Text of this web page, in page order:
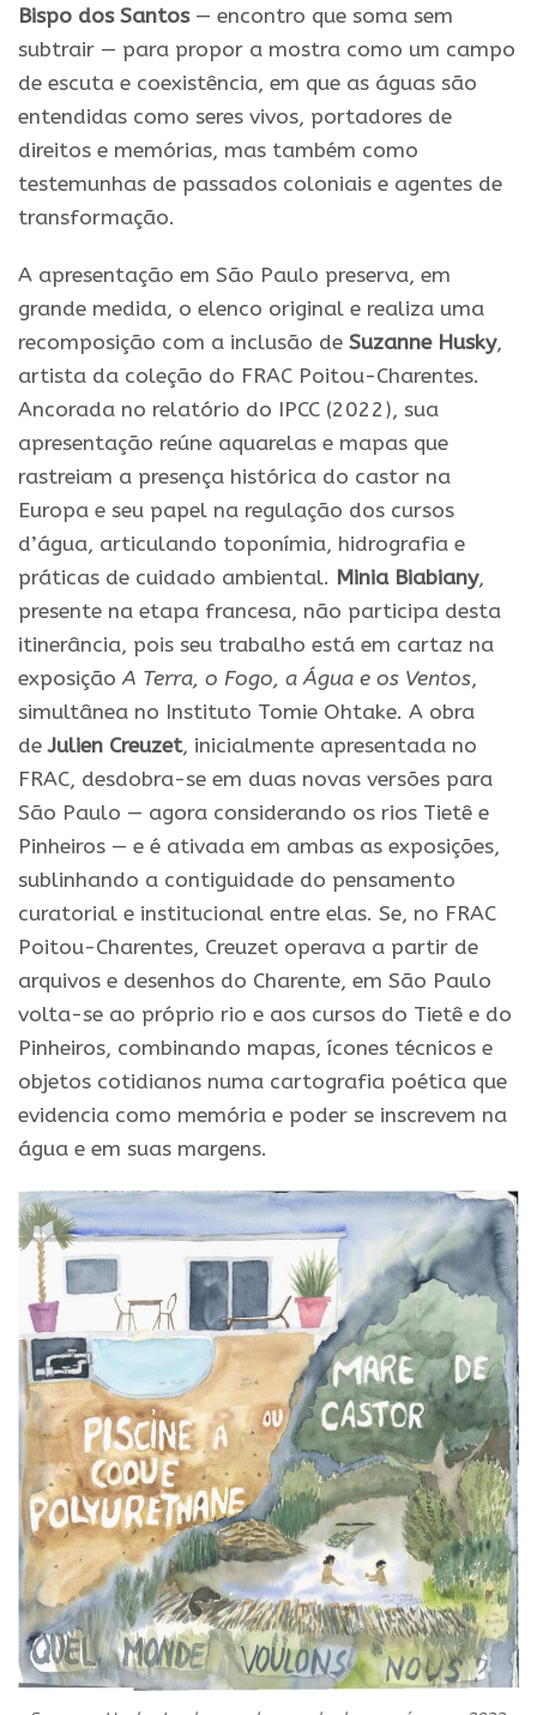
Bispo dos Santos— encontro que soma sem
subtrair — para propor a mostra como um campo
de escuta e coexistência, em que as águas são
entendidas como seres vivos, portadores de
direitos e memórias, mas também como
testemunhas de passados coloniais e agentes de
transformação.
A apresentação em São Paulo preserva, em
grande medida, o elenco original e realiza uma
recomposição com a inclusão de Suzanne Husky,
artista da coleção do FRAC Poitou-Charentes.
Ancorada no relatório do IPCC (2022), sua
apresentação reúne aquarelas e mapas que
rastreiam a presença histórica do castor na
Europa e seu papel na regulação dos cursos
d’água, articulando toponímia, hidrografia e
práticas de cuidado ambiental. Minia Biabiany,
presente na etapa francesa, não participa desta
itinerância, pois seu trabalho está em cartaz na
exposiçãoA Terra, o Fogo, a Água e os Ventos,
simultânea no Instituto Tomie Ohtake. A obra
deJulien Creuzet, inicialmente apresentada no
FRAC, desdobra-se em duas novas versões para
São Paulo — agora considerando os rios Tietê e
Pinheiros — e é ativada em ambas as exposições,
sublinhando a contiguidade do pensamento
curatorial e institucional entre elas. Se, no FRAC
Poitou-Charentes, Creuzet operava a partir de
arquivos e desenhos do Charente, em São Paulo
volta-se ao próprio rio e aos cursos do Tietê e do
Pinheiros, combinando mapas, ícones técnicos e
objetos cotidianos numa cartografia poética que
evidencia como memória e poder se inscrevem na
água e em suas margens.